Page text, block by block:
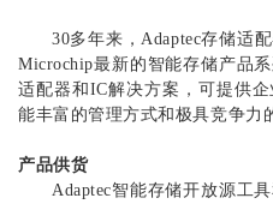
30多年来，Adaptec存储适
Microchip最新的智能存储产品
适配器和IC解决方案，可提供
能丰富的管理方式和极具竞争力
产品供货
Adaptec智能存储开放源工